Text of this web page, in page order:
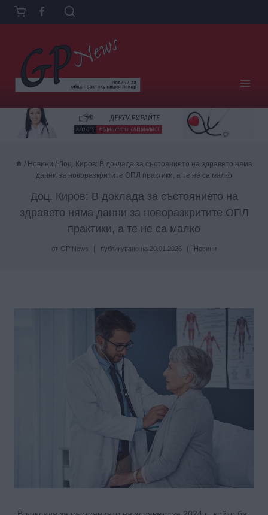
Към
съдържанието
/ Новини / Доц. Киров: В доклада за състоянието на здравето няма
данни за новоразкритите ОПЛ практики, а те не са малко
Доц. Киров: В доклада за състоянието на
здравето няма данни за новоразкритите ОПЛ
практики, а те не са малко
от GP News публикувано на 20.01.2026 Новини